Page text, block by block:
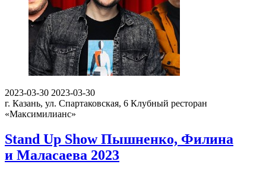
2023-03-30 2023-03-30
г. Казань, ул. Спартаковская, 6 Клубный ресторан
«Максимилианс»
Stand Up Show Пышненко, Филина
и Маласаева 2023